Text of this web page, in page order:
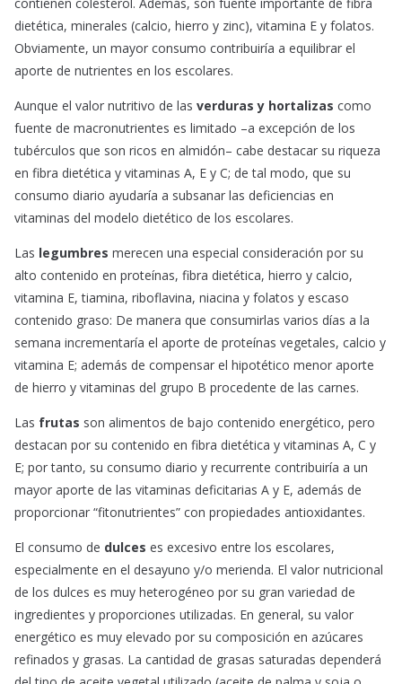
dietética, minerales (calcio, hierro y zinc), vitamina E y folatos.
Obviamente, un mayor consumo contribuiría a equilibrar el
aporte de nutrientes en los escolares.
Aunque el valor nutritivo de las verduras y hortalizas como
fuente de macronutrientes es limitado –a excepción de los
tubérculos que son ricos en almidón– cabe destacar su riqueza
en fibra dietética y vitaminas A, E y C; de tal modo, que su
consumo diario ayudaría a subsanar las deficiencias en
vitaminas del modelo dietético de los escolares.
Las legumbres merecen una especial consideración por su
alto contenido en proteínas, fibra dietética, hierro y calcio,
vitamina E, tiamina, riboflavina, niacina y folatos y escaso
contenido graso: De manera que consumirlas varios días a la
semana incrementaría el aporte de proteínas vegetales, calcio y
vitamina E; además de compensar el hipotético menor aporte
de hierro y vitaminas del grupo B procedente de las carnes.
Las frutas son alimentos de bajo contenido energético, pero
destacan por su contenido en fibra dietética y vitaminas A, C y
E; por tanto, su consumo diario y recurrente contribuiría a un
mayor aporte de las vitaminas deficitarias A y E, además de
proporcionar “fitonutrientes” con propiedades antioxidantes.
El consumo de dulces es excesivo entre los escolares,
especialmente en el desayuno y/o merienda. El valor nutricional
de los dulces es muy heterogéneo por su gran variedad de
ingredientes y proporciones utilizadas. En general, su valor
energético es muy elevado por su composición en azúcares
refinados y grasas. La cantidad de grasas saturadas dependerá